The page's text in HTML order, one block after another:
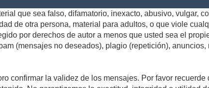
que sea falso, difamatorio, inexacto, abusivo, vulgar,
de otra persona, material para adultos, o que viole
por derechos de autor a menos que usted sea el
(mensajes no deseados), plagio (repetición),
confirmar la validez de los mensajes. Por favor